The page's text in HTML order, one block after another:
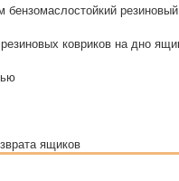
бензомаслостойкий
резиновых ковриков на дно
ящиков